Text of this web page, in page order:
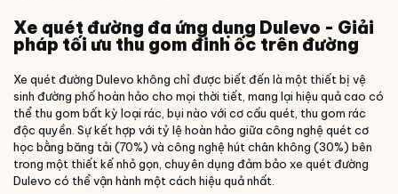
Xe quét đường đa ứng dụng Dulevo - Giải
pháp tối ưu thu gom đinh ốc trên đường
Xe quét đường Dulevo không chỉ được biết đến là một thiết bị vệ
sinh đường phố hoàn hảo cho mọi thời tiết, mang lại hiệu quả cao có
thể thu gom bất kỳ loại rác, bụi nào với cơ cấu quét, thu gom rác
độc quyền. Sự kết hợp với tỷ lệ hoàn hảo giữa công nghệ quét cơ
học bằng băng tải (70%) và công nghệ hút chân không (30%) bên
trong một thiết kế nhỏ gọn, chuyên dụng đảm bảo xe quét đường
Dulevo có thể vận hành một cách hiệu quả nhất.